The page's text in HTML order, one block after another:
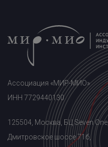
Ассоциация «МИР-МИО»
ИНН 7729440130
125504, Москва, БЦ Seven One,
Дмитровское шоссе 71б,